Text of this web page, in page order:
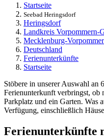
Startseite
Seebad Heringsdorf
Heringsdorf
Landkreis Vorpommern-
Mecklenburg-
Deutschland
Ferienunterkünfte
Startseite
Stöbere in unserer Auswahl an
Ferienunterkunft verbringst, ob
Parkplatz und ein Garten. Was
Verfügung, einschließlich
Ferienunterkünfte